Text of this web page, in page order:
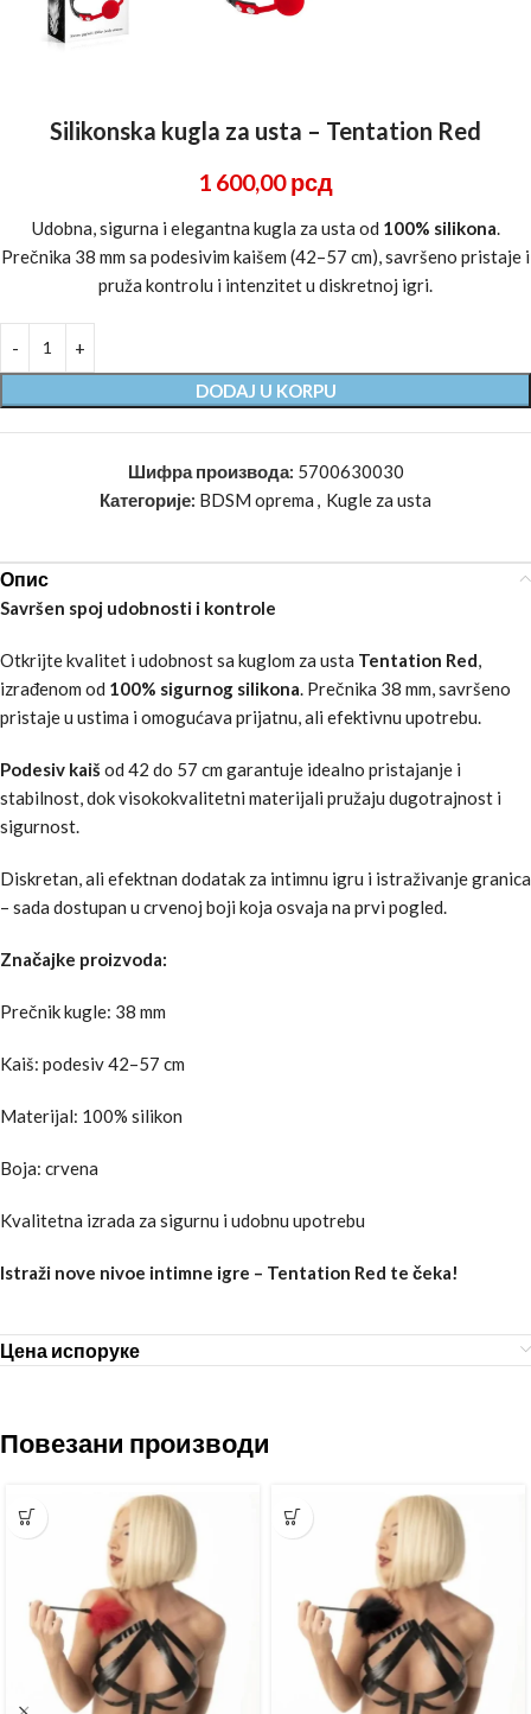
Silikonska kugla za usta – Tentation Red
1 600,00рсд
Udobna, sigurna i elegantna kugla za usta od 100% silikona.
Prečnika 38 mm sa podesivim kaišem (42–57 cm), savršeno pristaje i
pruža kontrolu i intenzitet u diskretnoj igri.
DODAJ U KORPU
Шифра производа: 5700630030
Категорије: BDSM oprema , Kugle za usta
Опис
Savršen spoj udobnosti i kontrole
Otkrijte kvalitet i udobnost sa kuglom za usta Tentation Red,
izrađenom od 100% sigurnog silikona. Prečnika 38 mm, savršeno
pristaje u ustima i omogućava prijatnu, ali efektivnu upotrebu.
Podesiv kaiš od 42 do 57 cm garantuje idealno pristajanje i
stabilnost, dok visokokvalitetni materijali pružaju dugotrajnost i
sigurnost.
Diskretan, ali efektnan dodatak za intimnu igru i istraživanje granica
– sada dostupan u crvenoj boji koja osvaja na prvi pogled.
Značajke proizvoda:
Prečnik kugle: 38 mm
Kaiš: podesiv 42–57 cm
Materijal: 100% silikon
Boja: crvena
Kvalitetna izrada za sigurnu i udobnu upotrebu
Istraži nove nivoe intimne igre – Tentation Red te čeka!
Цена испоруке
Повезани производи